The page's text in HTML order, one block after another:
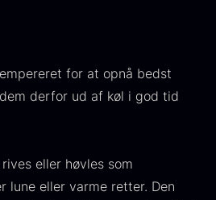
Oscietra - LE CAVIAR
Fra 160,00 kr.
for at opnå bedst
derfor ud af køl i god tid
eller høvles som
lune eller varme retter. Den